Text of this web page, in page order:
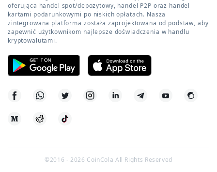
oferująca handel spot/depozytowy, handel P2P oraz handel
kartami podarunkowymi po niskich opłatach. Nasza
zintegrowana platforma została zaprojektowana od podstaw, aby
zapewnić użytkownikom najlepsze doświadczenia w handlu
kryptowalutami.
©2016 -2026 CoinCola All Rights Reserved